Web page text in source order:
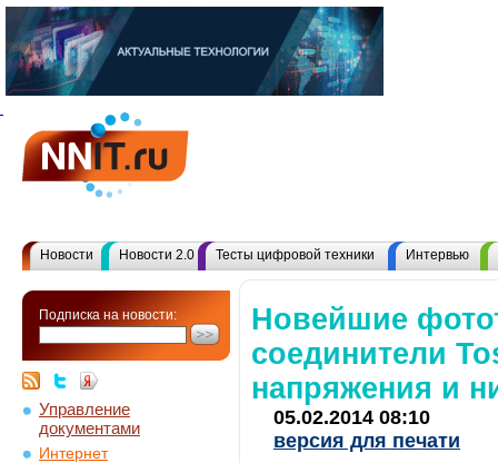
Новости Новости 2.0 Тесты цифровой техники Интервью
Подписка на новости:
Управление
документами
Интернет
Новейшие
соединители
напряжения и
05.02.2014 08:10
версия для печати